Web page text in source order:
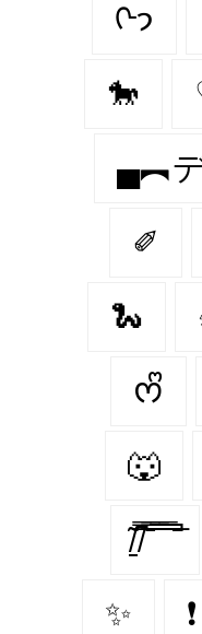
ᢉ𐭩
🐎
▄︻
✐
🐍
ᰔᩚ
🐺
̸̱͂ ̸͆̿͞ ̄̿̄͞ ̿̅͞ ̿̅͞ ̄̚
✨ ❗